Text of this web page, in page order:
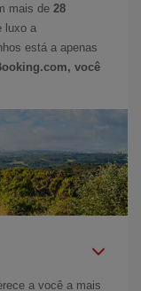
mais de 28
luxo a
está a apenas
você
a você a mais